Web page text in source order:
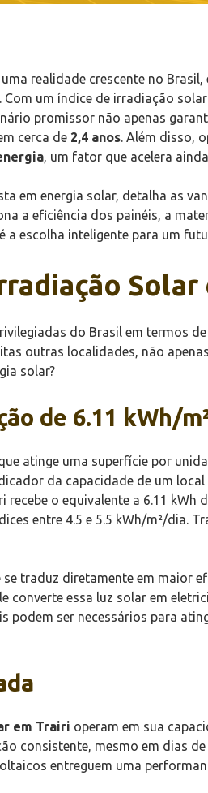
realidade crescente no
. Com um índice de irradiação
promissor não apenas
cerca de 2,4 anos . Além disso,
, um fator que acelera
em energia solar, detalha as
a eficiência dos painéis, a
é a escolha inteligente para um
Solar
do Brasil em termos
outras localidades, não
solar?
de 6.11 kWh/
atinge uma superfície por
da capacidade de um
o equivalente a 6.11
entre 4.5 e 5.5 kWh/m²/dia.
traduz diretamente em maior
converte essa luz solar em
podem ser necessários para
em Trairi operam em sua
consistente, mesmo em dias
entreguem uma